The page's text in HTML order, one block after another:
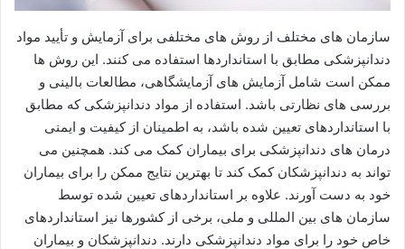
سازمان های مختلف از روش های مختلفی برای آزمایش و تأیید مواد
دندانپزشکی مطابق با استانداردها استفاده می کنند. این روش ها
ممکن است شامل آزمایش های آزمایشگاهی، مطالعات بالینی و
بررسی های نظارتی باشد. استفاده از مواد دندانپزشکی که مطابق
با استانداردهای تعیین شده باشد، به اطمینان از کیفیت و ایمنی
درمان های دندانپزشکی برای بیماران کمک می کند. همچنین می
تواند به دندانپزشکان کمک کند تا بهترین نتایج ممکن را برای بیماران
خود به دست آورند. علاوه بر استانداردهای تعیین شده توسط
سازمان های بین المللی و ملی، برخی از کشورها نیز استانداردهای
خاص خود را برای مواد دندانپزشکی دارند. دندانپزشکان و بیماران